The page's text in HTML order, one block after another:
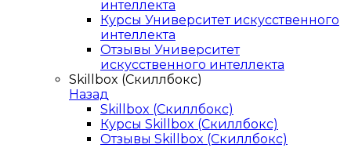
интеллекта
Курсы Университет искусственного
интеллекта
Отзывы Университет
искусственного интеллекта
Skillbox (Скиллбокс)
Назад
Skillbox (Скиллбокс)
Курсы Skillbox (Скиллбокс)
Отзывы Skillbox (Скиллбокс)